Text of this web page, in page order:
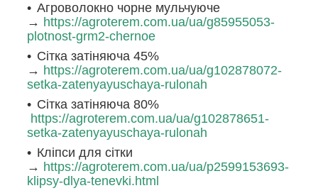
Агроволокно чорне мульчуюче
→ https://agroterem.com.ua/ua/g85955053-
plotnost-grm2-chernoe
Сітка затіняюча 45%
→ https://agroterem.com.ua/ua/g102878072-
setka-zatenyayuschaya-rulonah
Сітка затіняюча 80%
https://agroterem.com.ua/ua/g102878651-
setka-zatenyayuschaya-rulonah
Кліпси для сітки
→ https://agroterem.com.ua/ua/p2599153693-
klipsy-dlya-tenevki.html